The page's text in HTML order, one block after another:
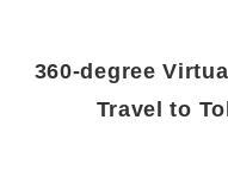
360-degree
Travel to